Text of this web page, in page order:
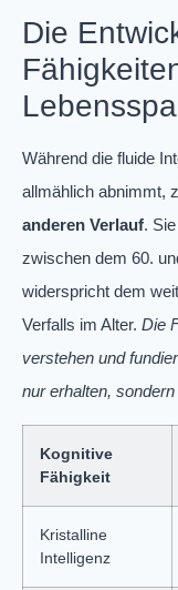
Die
Während die fluide
allmählich abnimmt,
anderen Verlauf.
zwischen dem 60.
widerspricht dem
Verfalls im Alter. Die
verstehen und
nur erhalten,
Kognitive
Fähigkeit
Kristalline
Intelligenz